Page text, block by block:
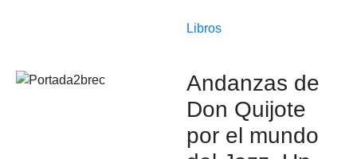
Libros
Andanzas de
Don Quijote
por el mundo